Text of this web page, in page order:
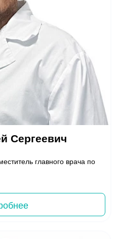
Сергеевич
главного врача по